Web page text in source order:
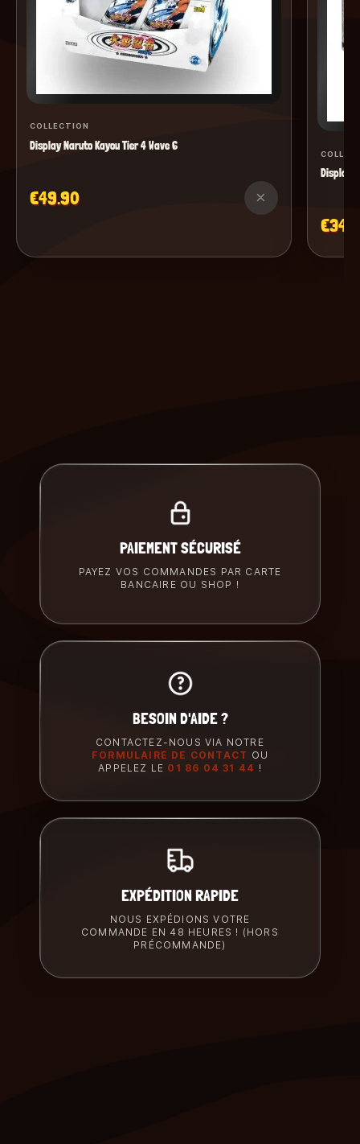
COLLECTION
Display Naruto Kayou Tier 4 Wave 6
€49.90 ×
Display
PAIEMENT SÉCURISÉ
PAYEZ VOS COMMANDES PAR CARTE
BANCAIRE OU SHOP !
BESOIN D'AIDE ?
CONTACTEZ-NOUS VIA NOTRE
FORMULAIRE DE CONTACT OU
APPELEZ LE 01 86 04 31 44 !
EXPÉDITION RAPIDE
NOUS EXPÉDIONS VOTRE
COMMANDE EN 48 HEURES ! (HORS
PRÉCOMMANDE)